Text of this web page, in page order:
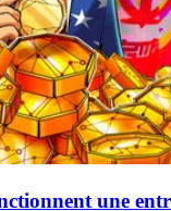
une